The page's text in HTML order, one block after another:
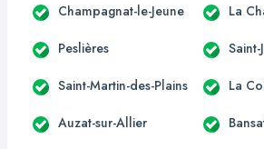
Champagnat-le-Jeune La
Peslières
Saint-Martin-des-Plains La
Auzat-sur-Allier